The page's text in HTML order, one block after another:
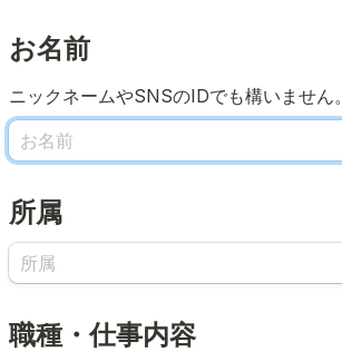
お名前
ニックネームやSNSのIDでも構いません。
所属
職種・仕事内容